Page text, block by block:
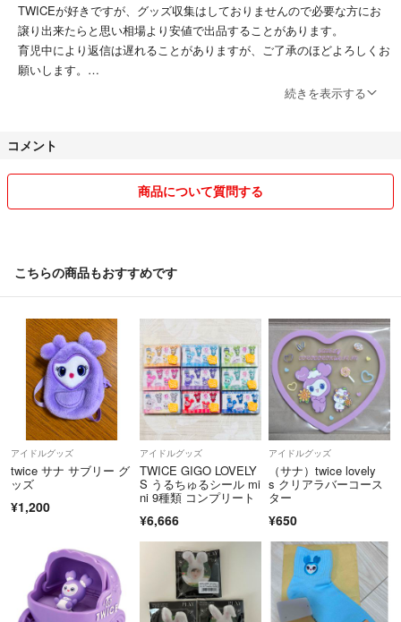
TWICEが好きですが、グッズ収集はしておりませんので必要な方にお
譲り出来たらと思い相場より安値で出品することがあります。
育児中により返信は遅れることがありますが、ご了承のほどよろしくお
願いします。
お値下げはできる範囲でご交渉いただけたらと思います。
クレームや返品には応じられません。
ご理解いただき、ご質問やご購入よろしくお願いいたします。
続きを表示する
コメント
商品について質問する
こちらの商品もおすすめです
アイドルグッズ
twice サナ サブリー グ
ッズ
¥1,200
アイドルグッズ
TWICE GIGO LOVELY
S うるちゅるシール mi
ni 9種類 コンプリート
¥6,666
アイドルグッズ
（サナ）twice lovely
s クリアラバーコース
ター
¥650